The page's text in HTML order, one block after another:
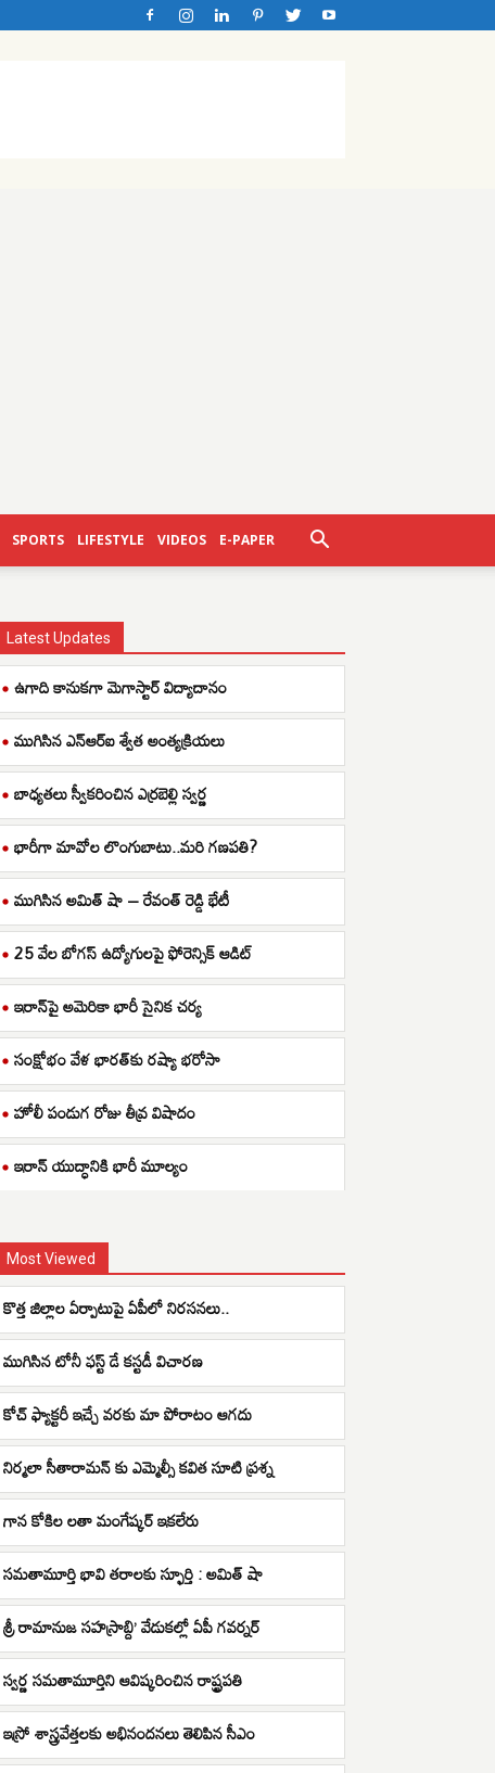
SPORTS LIFESTYLE VIDEOS E-PAPER
Latest Updates
ఉగాది కానుకగా మెగాస్టార్ విద్యాదానం
ముగిసిన ఎన్ఆర్ఐ శ్వేత అంత్యక్రియలు
బాధ్యతలు స్వీకరించిన ఎర్రబెల్లి స్వర్ణ
భారీగా మావోల లొంగుబాటు..మరి గణపతి?
ముగిసిన అమిత్ షా – రేవంత్ రెడ్డి భేటీ
25 వేల బోగస్ ఉద్యోగులపై ఫోరెన్సిక్ ఆడిట్
ఇరాన్‌పై అమెరికా భారీ సైనిక చర్య
సంక్షోభం వేళ భారత్‌కు రష్యా భరోసా
హోలీ పండుగ రోజు తీవ్ర విషాదం
ఇరాన్ యుద్ధానికి భారీ మూల్యం
Most Viewed
కొత్త జిల్లాల ఏర్పాటుపై ఏపీలో నిరసనలు..
ముగిసిన టోనీ ఫస్ట్ డే కస్టడీ విచారణ
కోచ్ ఫ్యాక్టరీ ఇచ్చే వరకు మా పోరాటం ఆగదు
నిర్మలా సీతారామన్ కు ఎమ్మెల్సీ కవిత సూటి ప్రశ్న
గాన కోకిల లతా మంగేష్కర్ ఇకలేరు
సమతామూర్తి భావి తరాలకు స్ఫూర్తి : అమిత్ షా
శ్రీ రామానుజ సహస్రాబ్ది’ వేడుకల్లో ఏపీ గవర్నర్
స్వర్ణ సమతామూర్తిని ఆవిష్కరించిన రాష్ట్రపతి
ఇస్రో శాస్త్రవేత్తలకు అభినందనలు తెలిపిన సీఎం